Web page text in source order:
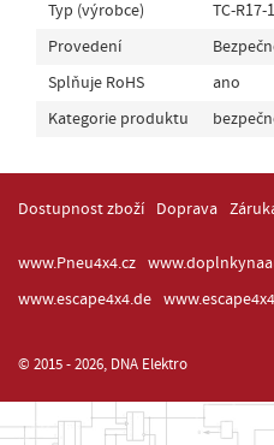
Typ (výrobce)
TC-R17-
Provedení
Splňuje RoHS
ano
Kategorie produktu
Dostupnost zboží Doprava
www.Pneu4x4.cz
www.escape4x4.de
© 2015 - 2026, DNA Elektro